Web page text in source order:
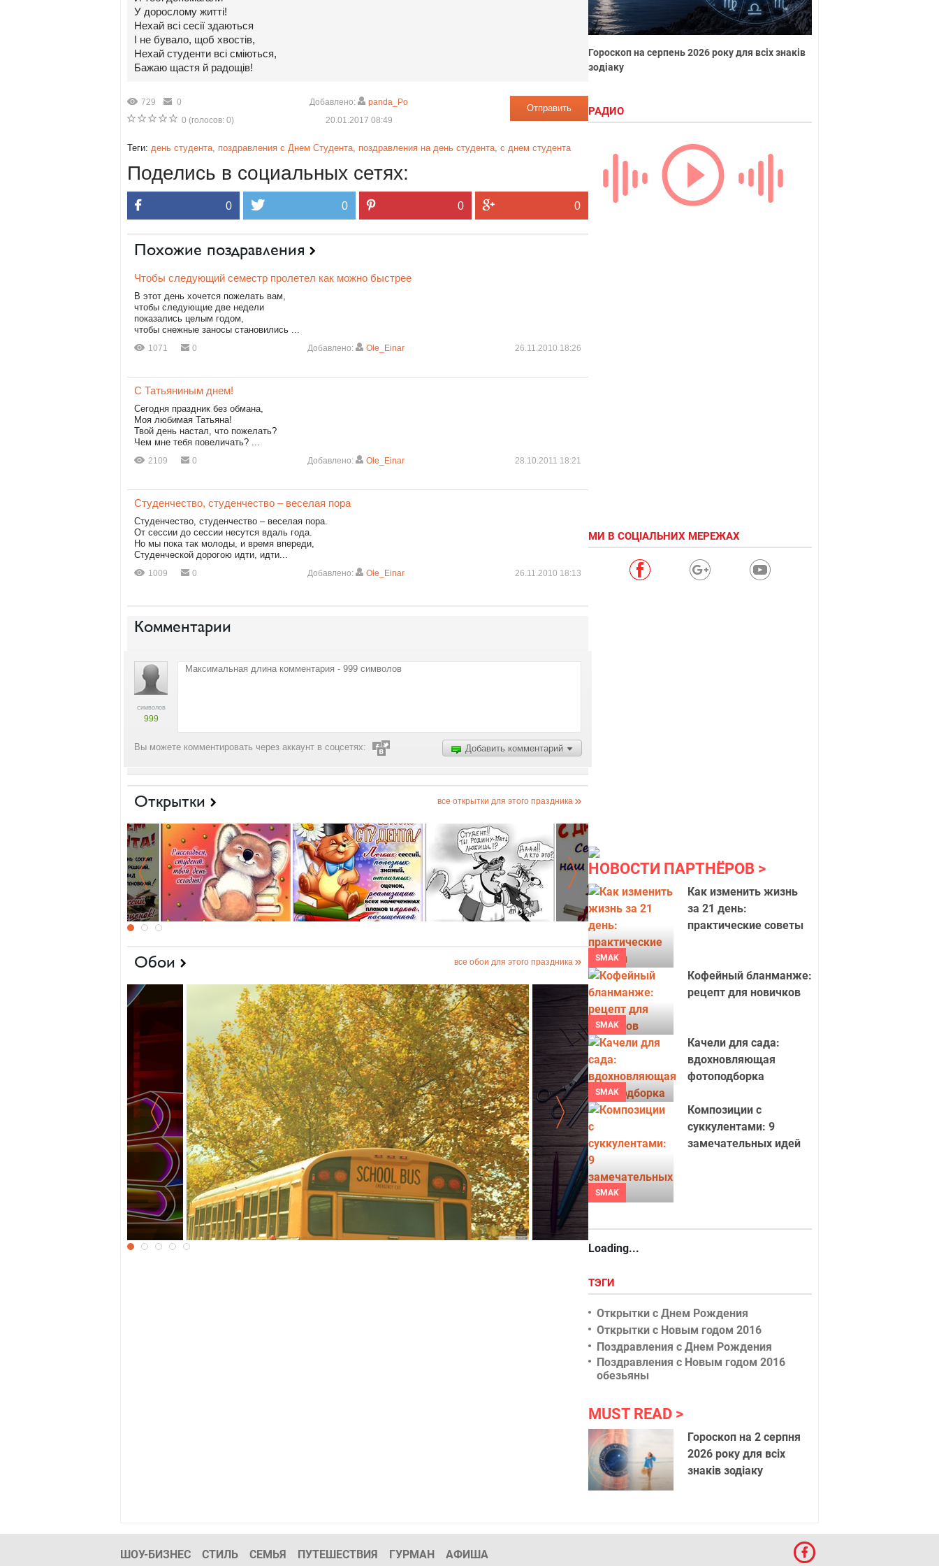
У дорослому житті!
Нехай всі сесії здаються
І не бувало, щоб хвостів,
Нехай студенти всі сміються,
Бажаю щастя й радощів!
729
0
0 (голосов: 0)
Отправить
Добавлено:
panda_Po
20.01.2017 08:49
Теги: день студента, поздравления с Днем Студента, поздравления на день студента, с днем студента
Поделись в социальных сетях:
0 0 0 0
Похожие поздравления
Чтобы следующий семестр пролетел как можно быстрее
В этот день хочется пожелать вам,
чтобы следующие две недели
показались целым годом,
чтобы снежные заносы становились ...
1071 0 Добавлено: Ole_Einar 26.11.2010 18:26
С Татьяниным днем!
Сегодня праздник без обмана,
Моя любимая Татьяна!
Твой день настал, что пожелать?
Чем мне тебя повеличать? ...
2109 0 Добавлено: Ole_Einar 28.10.2011 18:21
Студенчество, студенчество – веселая пора
Студенчество, студенчество – веселая пора.
От сессии до сессии несутся вдаль года.
Но мы пока так молоды, и время впереди,
Студенческой дорогою идти, идти...
1009 0 Добавлено: Ole_Einar 26.11.2010 18:13
Комментарии
символов
999
Добавить комментарий
Вы можете комментировать через аккаунт в соцсетях:
Открытки все открытки для этого праздника
Обои все обои для этого праздника
Школьный автобус Обои для студентов
Гороскоп на серпень 2026 року для всіх знаків
зодіаку
РАДИО
МИ В СОЦІАЛЬНИХ МЕРЕЖАХ
НОВОСТИ ПАРТНЁРОВ
SMAK
Как изменить жизнь
за 21 день:
практические советы
SMAK
Кофейный бланманже:
рецепт для новичков
SMAK
Качели для сада:
вдохновляющая
фотоподборка
SMAK
Композиции с
суккулентами: 9
замечательных идей
Loading...
ТЭГИ
Открытки с Днем Рождения
Открытки с Новым годом 2016
Поздравления с Днем Рождения
Поздравления с Новым годом 2016
обезьяны
MUST READ
Гороскоп на 2 серпня
2026 року для всіх
знаків зодіаку
ШОУ-БИЗНЕС СТИЛЬ СЕМЬЯ ПУТЕШЕСТВИЯ ГУРМАН АФИША